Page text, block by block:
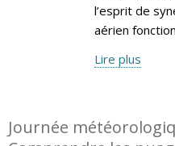
l’esprit de
aérien
Lire plus
Journée